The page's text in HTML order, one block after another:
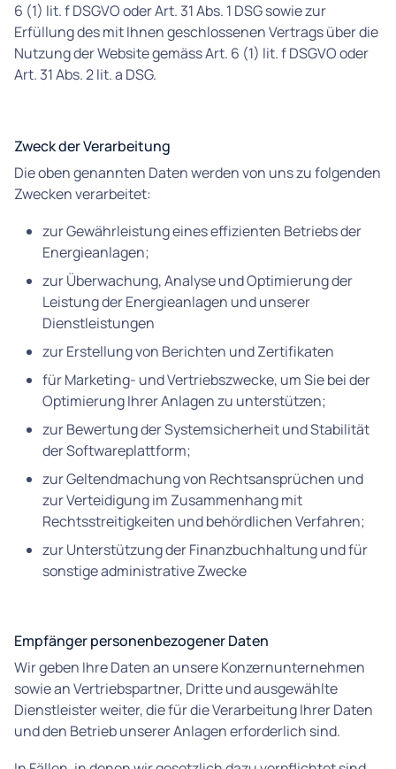
6 (1) lit. f DSGVO oder Art. 31 Abs. 1 DSG sowie zur
Erfüllung des mit Ihnen geschlossenen Vertrags über die
Nutzung der Website gemäss Art. 6 (1) lit. f DSGVO oder
Art. 31 Abs. 2 lit. a DSG.
Zweck der Verarbeitung
Die oben genannten Daten werden von uns zu folgenden
Zwecken verarbeitet:
zur Gewährleistung eines effizienten Betriebs der
Energieanlagen;
zur Überwachung, Analyse und Optimierung der
Leistung der Energieanlagen und unserer
Dienstleistungen
zur Erstellung von Berichten und Zertifikaten
für Marketing- und Vertriebszwecke, um Sie bei der
Optimierung Ihrer Anlagen zu unterstützen;
zur Bewertung der Systemsicherheit und Stabilität
der Softwareplattform;
zur Geltendmachung von Rechtsansprüchen und
zur Verteidigung im Zusammenhang mit
Rechtsstreitigkeiten und behördlichen Verfahren;
zur Unterstützung der Finanzbuchhaltung und für
sonstige administrative Zwecke
Empfänger personenbezogener Daten
Wir geben Ihre Daten an unsere Konzernunternehmen
sowie an Vertriebspartner, Dritte und ausgewählte
Dienstleister weiter, die für die Verarbeitung Ihrer Daten
und den Betrieb unserer Anlagen erforderlich sind.